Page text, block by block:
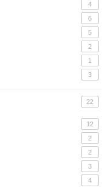
4
6
5
2
1
3
22
12
2
2
3
4